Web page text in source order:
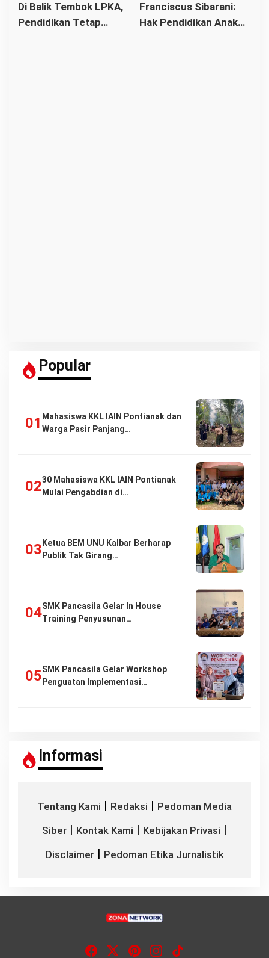
Berdiri
Pahonk LANDAK
Standar Nasional
Pendidikan
Titik Balik Menata
Masa Depan
Di Balik Tembok LPKA,
Pendidikan Tetap
Franciscus Sibarani:
Hak Pendidikan Anak
Popular
Mahasiswa KKL IAIN Pontianak dan
Warga Pasir Panjang…
30 Mahasiswa KKL IAIN Pontianak
Mulai Pengabdian di…
Ketua BEM UNU Kalbar Berharap
Publik Tak Girang…
SMK Pancasila Gelar In House
Training Penyusunan…
SMK Pancasila Gelar Workshop
Penguatan Implementasi…
Informasi
Tentang Kami | Redaksi | Pedoman Media
Siber | Kontak Kami | Kebijakan Privasi |
Disclaimer| Pedoman Etika Jurnalistik